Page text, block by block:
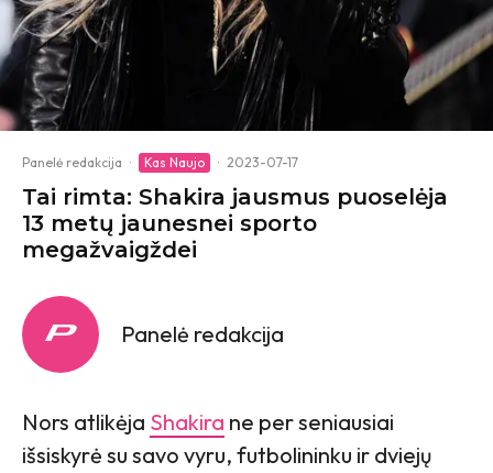
Panelė redakcija · Kas Naujo · 2023-07-17
Tai rimta: Shakira jausmus puoselėja
13 metų jaunesnei sporto
megažvaigždei
Panelė redakcija
Nors atlikėja Shakira ne per seniausiai
išsiskyrė su savo vyru, futbolininku ir dviejų